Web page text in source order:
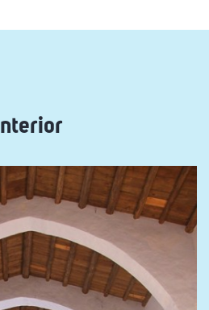
Interior